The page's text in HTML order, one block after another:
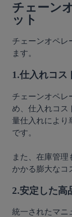
チェーン
ット
チェーンオペレ
ます。
1.仕入れコス
チェーンオペレ
め、仕入れコス
量仕入れにより
です。
また、在庫管
かかる膨大なコ
2.安定した高
統一されたマニ